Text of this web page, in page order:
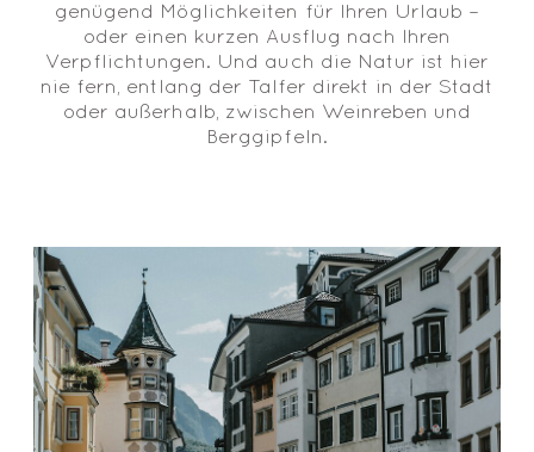
genügend Möglichkeiten für Ihren Urlaub –
oder einen kurzen Ausflug nach Ihren
Verpflichtungen. Und auch die Natur ist hier
nie fern, entlang der Talfer direkt in der Stadt
oder außerhalb, zwischen Weinreben und
Berggipfeln.